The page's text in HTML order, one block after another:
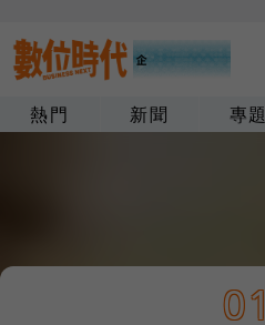
熱門 新聞 專題
01